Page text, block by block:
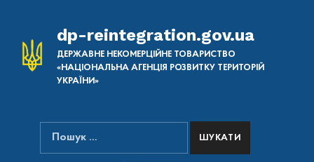
dp-reintegration.gov.ua
ДЕРЖАВНЕ НЕКОМЕРЦІЙНЕ ТОВАРИСТВО
«НАЦІОНАЛЬНА АГЕНЦІЯ РОЗВИТКУ ТЕРИТОРІЙ
УКРАЇНИ»
ПОШУК НА САЙТІ
Пошук: